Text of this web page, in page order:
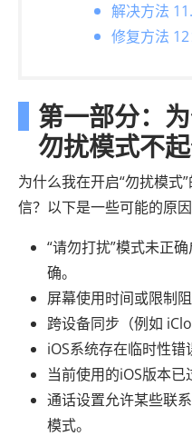
解决方法
修复方法
第一部分：
勿扰模式不起
为什么我在开启“勿扰模式
信？以下是一些可能的原因
“请勿打扰”模式未正
确。
屏幕使用时间或限制阻
跨设备同步（例如
iOS系统存在临时性错
当前使用的iOS版本已
通话设置允许某些联
模式。